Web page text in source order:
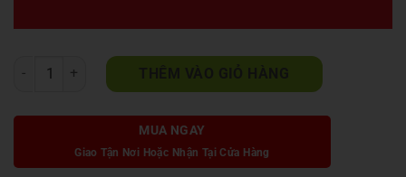
Ghế đôn sofa Chữ Nhật chân cao ngồi tháo giày D009 số lượng
MUA NGAY
Giao Tận Nơi Hoặc Nhận Tại Cửa Hàng